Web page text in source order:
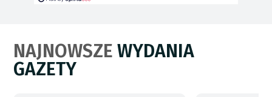
NAJNOWSZEWYDANIA
GAZETY